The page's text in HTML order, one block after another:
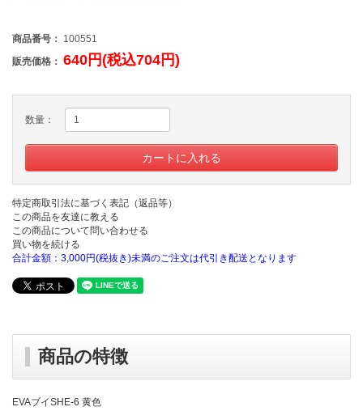
商品番号： 100551
販売価格： 640円(税込704円)
数量：
特定商取引法に基づく表記（返品等）
この商品を友達に教える
この商品について問い合わせる
買い物を続ける
合計金額：3,000円(税抜き)未満のご注文は代引き配送となります
商品の特徴
EVAブイSHE-6 黄色